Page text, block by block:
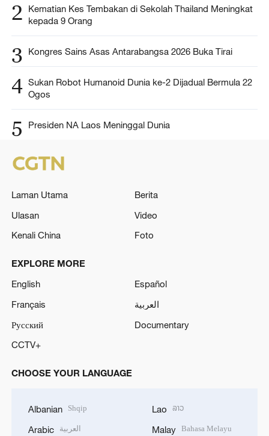
2
Kematian Kes Tembakan di Sekolah Thailand Meningkat
kepada 9 Orang
3 Kongres Sains Asas Antarabangsa 2026 Buka Tirai
4 Sukan Robot Humanoid Dunia ke-2 Dijadual Bermula 22
Ogos
5 Presiden NA Laos Meninggal Dunia
Laman Utama
Berita
Ulasan
Video
Kenali China
Foto
EXPLORE MORE
English
Español
Français
العربية
Русский
Documentary
CCTV+
CHOOSE YOUR LANGUAGE
Albanian Shqip
Arabic العربية
Lao ລາວ
Malay Bahasa Melayu